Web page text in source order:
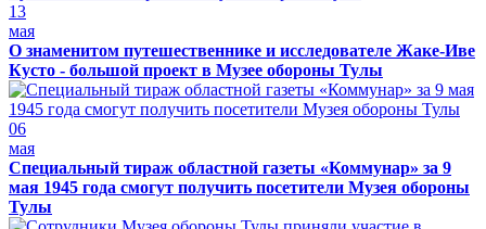
13
мая
О знаменитом путешественнике и исследователе Жаке-Иве
Кусто - большой проект в Музее обороны Тулы
06
мая
Специальный тираж областной газеты «Коммунар» за 9
мая 1945 года смогут получить посетители Музея обороны
Тулы